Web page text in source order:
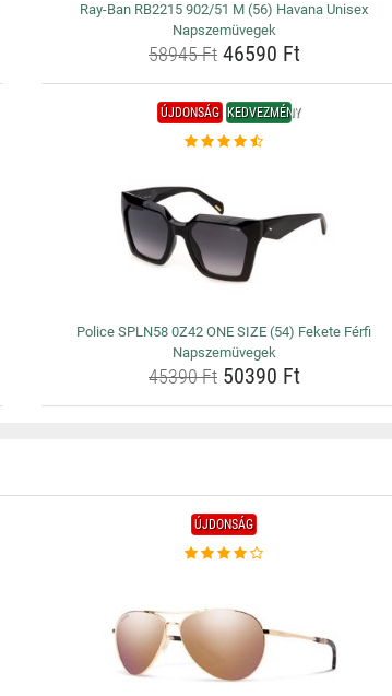
Ray-Ban RB2215 902/51 M (56) Havana Unisex
Napszemüvegek
58945 Ft46590 Ft
ÚJDONSÁG KEDVEZMÉNY
Police SPLN58 0Z42 ONE SIZE (54) Fekete Férfi
Napszemüvegek
45390 Ft50390 Ft
ÚJDONSÁG